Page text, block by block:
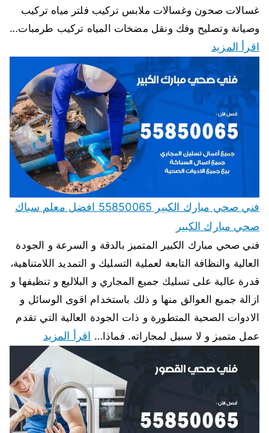
غسالات صحون وغسالات ملابس تركيب فلتر مياه تركيب
وصيانة وتصليح وفك ونقل مضخات المياه تركيب طرمبات…
اقرأ المزيد
فني صحي مبارك الكبير 55850065 افضل معلم سباك
صحي مبارك الكبير
فني صحي مبارك الكبير المتميز بالدقة و السرعة و الجودة
العالية والنظافة التابعة لعملية التسليك و التمديد اللامتناهية،
قدرة عالية على تسليك جميع المجاري و البلاليع و تنظيفها و
ازالة جميع العوالق منها و ذلك باستخدام اقوى الوسائل و
الادوات الصحية المتطورة و ذات الجودة العالية التي تقدم
عمل متميز و لا سبيل لمجاراته. فماذا… اقرأ المزيد